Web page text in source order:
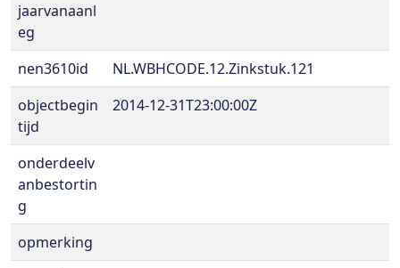
jaarvanaanl
eg
nen3610id
NL.WBHCODE.12.Zinkstuk.121
objectbegin
tijd
2014-12-31T23:00:00Z
onderdeelv
anbestortin
g
opmerking